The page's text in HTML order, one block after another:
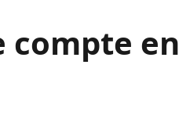
compte en